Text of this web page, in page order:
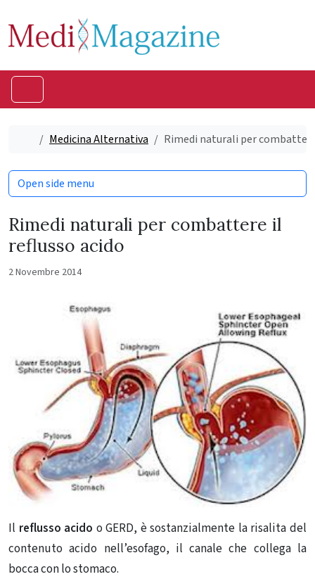
HomeMedicina Alternativa Rimedi naturali per
Rimedi naturali per combattere il
reflusso acido
2 Novembre 2014
Il reflusso acido o GERD, è sostanzialmente la risalita del
contenuto acido nell’esofago, il canale che collega la
bocca con lo stomaco.
Open side menu